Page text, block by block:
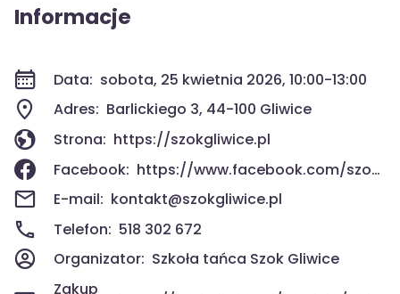
Informacje
Data: sobota, 25 kwietnia 2026, 10:00-13:00
Adres: Barlickiego 3, 44-100 Gliwice
Strona: https://szokgliwice.pl
Facebook:
https://www.facebook.com/szokgliwice
E-mail: kontakt@szokgliwice.pl
Telefon: 518 302 672
Organizator: Szkoła tańca Szok Gliwice
Zakup